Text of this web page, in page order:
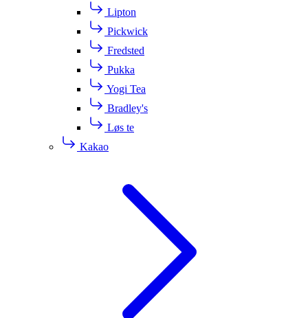
Lipton
Pickwick
Fredsted
Pukka
Yogi Tea
Bradley's
Løs te
Kakao